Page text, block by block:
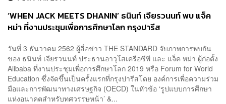
‘WHEN JACK MEETS DHANIN’ ธนินท์ เจียรวนนท์ พบ แจ็ค
หม่า ที่งานประชุมเพื่อการศึกษาโลก กรุงปารีส
วันที่ 3 ธันวาคม 2562 ผู้สื่อข่าว THE STANDARD จับภาพการพบกัน
ของ ธนินท์ เจียรวนนท์ ประธานอาวุโสเครือซีพี และ แจ็ค หม่า ผู้ก่อตั้ง
Alibaba ที่งานประชุมเพื่อการศึกษาโลก 2019 หรือ Forum for World
Education ซึ่งจัดขึ้นเป็นครั้งแรกที่กรุงปารีสโดย องค์การเพื่อความร่วม
มือและการพัฒนาทางเศรษฐกิจ (OECD) ในหัวข้อ ‘รูปแบบการศึกษา
แห่งอนาคตสำหรับทศวรรษหน้า’ &...